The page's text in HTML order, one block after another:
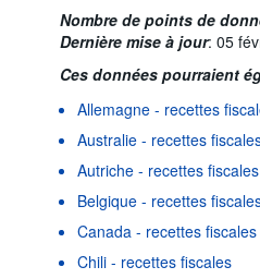
Nombre de points de
Dernière mise à jour: 05
Ces données pourraient
Allemagne - recettes
Australie - recettes
Autriche - recettes fiscales
Belgique - recettes
Canada - recettes fiscales
Chili - recettes fiscales